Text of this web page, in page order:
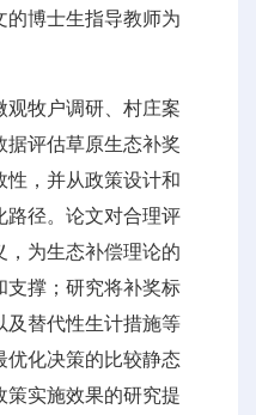
的博士生指导教师为
观牧户调研、村庄案
据评估草原生态补奖
性，并从政策设计和
路径。论文对合理评
，为生态补偿理论的
支撑；研究将补奖标
及替代性生计措施等
优化决策的比较静态
策实施效果的研究提